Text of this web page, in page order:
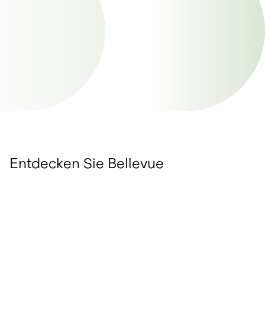
Entdecken Sie Bellevue